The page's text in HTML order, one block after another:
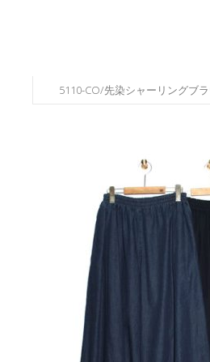
5110-CO/先染シャーリングブ